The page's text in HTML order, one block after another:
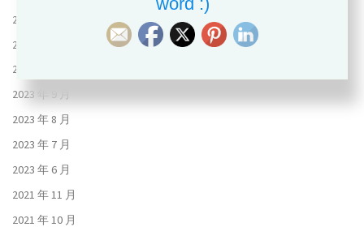
2024 年 6 月
2023 年 11 月
2023 年 10 月
2023 年 9 月
2023 年 8 月
2023 年 7 月
2023 年 6 月
2021 年 11 月
2021 年 10 月